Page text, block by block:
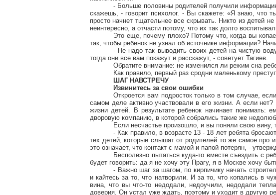
- Больше половины родителей получили
скажешь, - говорит психолог. - Вы скажете: «Я знаю, что
просто начнет тщательнее все скрывать. Никто из детей
неинтересно, а отчасти потому, что их так долго
Это еще, почему плохо? Потому что, когда вы
так, чтобы ребенок не узнал об источнике информации?
- Не надо так выводить своих детей на чистую
тогда они все вам покажут и расскажут, - советует Тагиев.
Обратите внимание: не изменился ли режим сна
Как правило, первый раз сродни маленькому
ШАГ НАВСТРЕЧУ
Извинитесь за свои ошибки
Откроется вам подросток только в том случае,
самом деле активно участвовали в его жизни. А если
жизни детей. В результате ребенок начинает
дворовую компанию, в которой собрались такие же
Если несчастье произошло, и вы поняли свою вину,
- Как правило, в возрасте 13 - 18 лет ребята
тех детей, которые слышат от родителей то же самое про
это означает, что контакт с мамой и папой потерян, -
Бесполезно пытаться куда-то вместе съездить с
будет говорить: да я не хочу эту Прагу, я в Москве хочу
- Важно шаг за шагом, по кирпичику начать
и кайтесь за то, что натворили. И за то, что копались в
вина, что вы что-то недодали, недоучили, недодали
доверия. Он устал уже ждать, поэтому и уходит в другую